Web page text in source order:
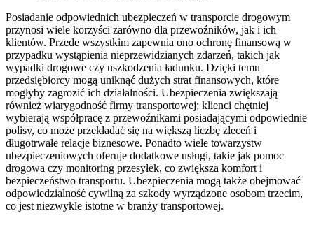
Posiadanie odpowiednich ubezpieczeń w transporcie drogowym
przynosi wiele korzyści zarówno dla przewoźników, jak i ich
klientów. Przede wszystkim zapewnia ono ochronę finansową w
przypadku wystąpienia nieprzewidzianych zdarzeń, takich jak
wypadki drogowe czy uszkodzenia ładunku. Dzięki temu
przedsiębiorcy mogą uniknąć dużych strat finansowych, które
mogłyby zagrozić ich działalności. Ubezpieczenia zwiększają
również wiarygodność firmy transportowej; klienci chętniej
wybierają współpracę z przewoźnikami posiadającymi odpowiednie
polisy, co może przekładać się na większą liczbę zleceń i
długotrwałe relacje biznesowe. Ponadto wiele towarzystw
ubezpieczeniowych oferuje dodatkowe usługi, takie jak pomoc
drogowa czy monitoring przesyłek, co zwiększa komfort i
bezpieczeństwo transportu. Ubezpieczenia mogą także obejmować
odpowiedzialność cywilną za szkody wyrządzone osobom trzecim,
co jest niezwykle istotne w branży transportowej.